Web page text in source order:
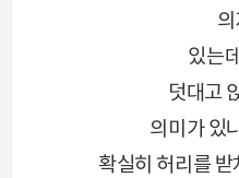
있는
덧대고
의미가 있
확실히 허리를